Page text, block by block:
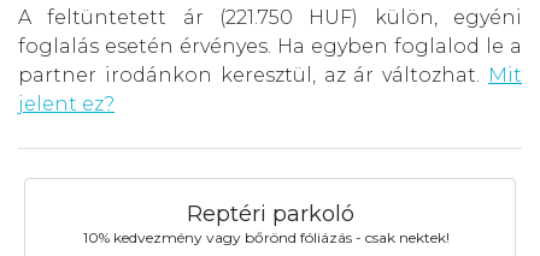
A feltüntetett ár (221.750 HUF) külön, egyéni
foglalás esetén érvényes. Ha egyben foglalod le a
partner irodánkon keresztül, az ár változhat. Mit
jelent ez?
Reptéri parkoló
10% kedvezmény vagy bőrönd fóliázás - csak nektek!